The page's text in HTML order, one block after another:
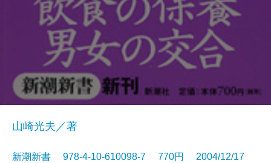
山崎光夫／著
新潮新書 978-4-10-610098-7 770円 2004/12/17